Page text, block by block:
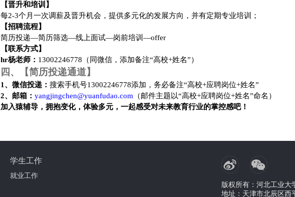
【晋升和培训 】
每2-3个月一次调薪及晋升机会，提供多元化的发展方向，并有定期专业培训；
【招聘流程】
简历投递—简历筛选—线上面试—岗前培训—offer
【联系方式】
hr杨老师： 13002246778 （同微信，添加备注“高校+姓名”）
四、【简历投递通道】
1、微信投递： 搜索手机号13002246778添加，务必备注“高校+应聘岗位+姓名”
2、邮箱： yangjingchen@yuanfudao.com （邮件主题以“高校+应聘岗位+姓名”命名）
加入猿辅导，拥抱变化，体验多元，一起感受对未来教育行业的掌控感吧！
学生工作
就业工作
版权所有：河北工业大
地址：天津市北辰区西